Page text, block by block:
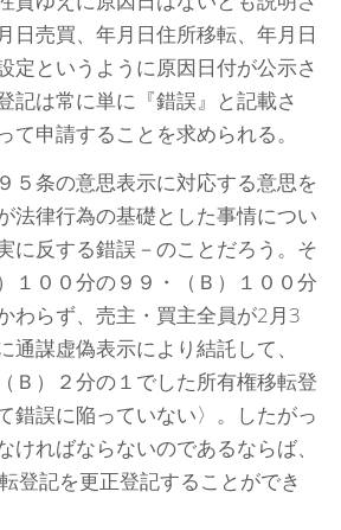
日売買、年月日住所移転、年月日
定というように原因日付が公示さ
記は常に単に『錯誤』と記載さ
て申請することを求められる。
５条の意思表示に対応する意思を
法律行為の基礎とした事情につい
に反する錯誤－のことだろう。そ
１００分の９９・（Ｂ）１００分
わらず、売主・買主全員が2月3
通謀虚偽表示により結託して、
Ｂ）２分の１でした所有権移転登
錯誤に陥っていない〉。したがっ
ければならないのであるならば、
登記を更正登記することができ